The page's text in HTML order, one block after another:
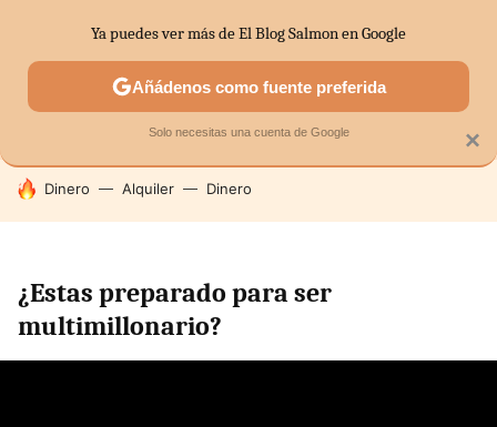
SECTORES ECONOMÍA DOMÉSTICA MERCADOS
HOY SE HABLA DE
Dinero Alquiler Dinero
¿Estas preparado para ser
multimillonario?
×
Ya puedes ver más de El Blog Salmon en Google
Añádenos como fuente preferida
Solo necesitas una cuenta de Google